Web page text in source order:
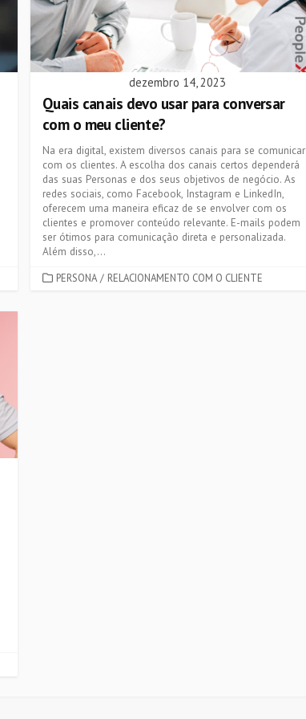
dezembro 14, 2023
Quais canais devo usar para conversar
com o meu cliente?
Na era digital, existem diversos canais para se comunicar
com os clientes. A escolha dos canais certos dependerá
das suas Personas e dos seus objetivos de negócio. As
redes sociais, como Facebook, Instagram e LinkedIn,
oferecem uma maneira eficaz de se envolver com os
clientes e promover conteúdo relevante. E-mails podem
ser ótimos para comunicação direta e personalizada.
Além disso,...
CATEGORIES
PERSONA / RELACIONAMENTO COM O CLIENTE